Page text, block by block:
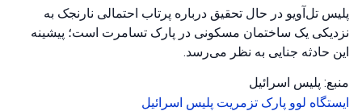
پلیس تل‌آویو در حال تحقیق درباره پرتاب احتمالی نارنجک به
نزدیکی یک ساختمان مسکونی در پارک تسامرت است؛ پیشینه
این حادثه جنایی به نظر می‌رسد.
منبع: پلیس اسرائیل
ایستگاه لوو پارک تزمریت پلیس اسرائیل